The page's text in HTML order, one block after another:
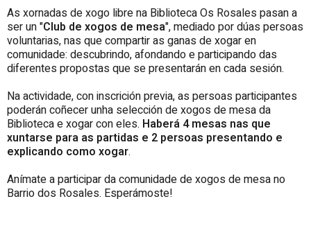
As xornadas de xogo libre na Biblioteca Os Rosales pasan a
ser un "Club de xogos de mesa", mediado por dúas persoas
voluntarias, nas que compartir as ganas de xogar en
comunidade: descubrindo, afondando e participando das
diferentes propostas que se presentarán en cada sesión.
Na actividade, con inscrición previa, as persoas participantes
poderán coñecer unha selección de xogos de mesa da
Biblioteca e xogar con eles. Haberá 4 mesas nas que
xuntarse para as partidas e 2 persoas presentando e
explicando como xogar.
Anímate a participar da comunidade de xogos de mesa no
Barrio dos Rosales. Esperámoste!